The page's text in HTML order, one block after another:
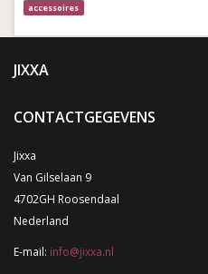
accessoires
JIXXA
CONTACTGEGEVENS
Jixxa
Van Gilselaan 9
4702GH Roosendaal
Nederland
E-mail: info@jixxa.nl